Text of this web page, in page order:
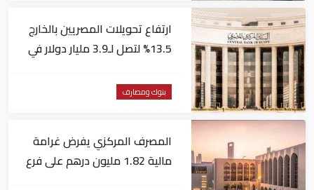
ارتفاع تحويلات المصريين بالخارج
13.5% لتصل لـ3.9 مليار دولار في
بنوك ومصارف
المصرف المركزي يفرض غرامة
مالية 1.82 مليون درهم على فرع